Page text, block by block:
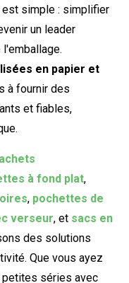
simple : simplifier
un leader
en papier et
à fournir des
et fiables,
à fond plat,
, pochettes de
verseur, et sacs en
des solutions
Que vous ayez
petites séries avec